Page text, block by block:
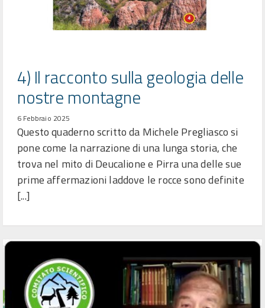
4) Il racconto sulla geologia delle
nostre montagne
6 Febbraio 2025
Questo quaderno scritto da Michele Pregliasco si
pone come la narrazione di una lunga storia, che
trova nel mito di Deucalione e Pirra una delle sue
prime affermazioni laddove le rocce sono definite
[...]